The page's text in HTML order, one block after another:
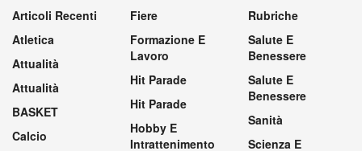
Articoli Recenti
Atletica
Attualità
Attualità
BASKET
Calcio
Fiere
Formazione E
Lavoro
Hit Parade
Hit Parade
Hobby E
Intrattenimento
Rubriche
Salute E
Benessere
Salute E
Benessere
Sanità
Scienza E